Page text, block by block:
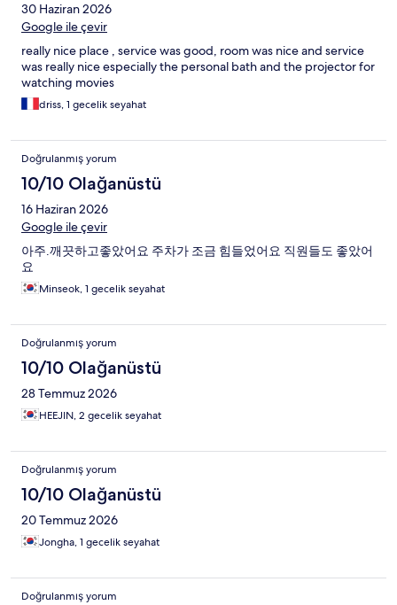
30 Haziran 2026
Google ile çevir
really nice place , service was good, room was nice and service
was really nice especially the personal bath and the projector for
watching movies
driss, 1 gecelik seyahat
Doğrulanmış yorum
10/10 Olağanüstü
16 Haziran 2026
Google ile çevir
아주.깨끗하고좋았어요 주차가 조금 힘들었어요 직원들도 좋았어
요
Minseok, 1 gecelik seyahat
Doğrulanmış yorum
10/10 Olağanüstü
28 Temmuz 2026
HEEJIN, 2 gecelik seyahat
Doğrulanmış yorum
10/10 Olağanüstü
20 Temmuz 2026
Jongha, 1 gecelik seyahat
Doğrulanmış yorum